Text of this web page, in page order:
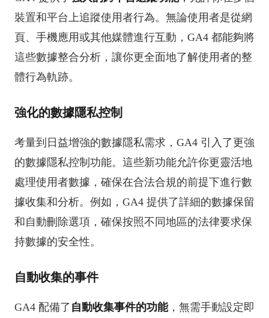
裝置和平台上追蹤使用者行為。無論使用者是從網
頁、手機應用或其他媒體進行互動，GA4 都能夠將
這些數據整合分析，讓你更全面地了解使用者的整
體行為軌跡。
強化的數據隱私控制
考量到日益增強的數據隱私需求，GA4 引入了更強
的數據隱私控制功能。這些新功能允許你更靈活地
處理使用者數據，確保在合法合規的前提下進行數
據收集和分析。例如，GA4 提供了詳細的數據保留
和自動刪除選項，確保按照不同地區的法律要求保
持數據的安全性。
自動收集的事件
GA4 配備了 自動收集事件的功能，無需手動設定即